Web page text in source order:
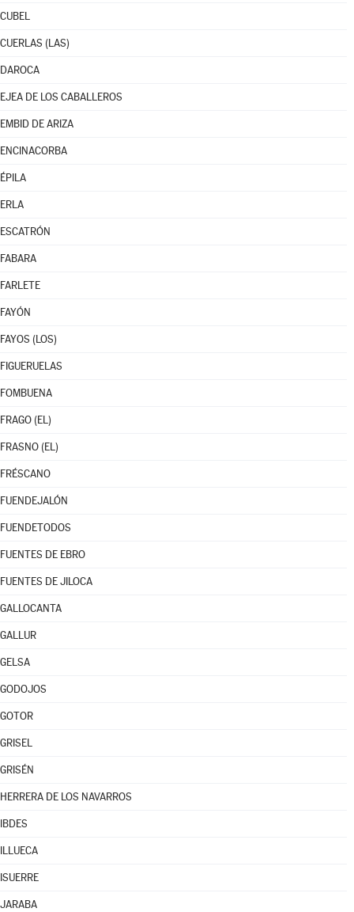
CUBEL
CUERLAS (LAS)
DAROCA
EJEA DE LOS CABALLEROS
EMBID DE ARIZA
ENCINACORBA
ÉPILA
ERLA
ESCATRÓN
FABARA
FARLETE
FAYÓN
FAYOS (LOS)
FIGUERUELAS
FOMBUENA
FRAGO (EL)
FRASNO (EL)
FRÉSCANO
FUENDEJALÓN
FUENDETODOS
FUENTES DE EBRO
FUENTES DE JILOCA
GALLOCANTA
GALLUR
GELSA
GODOJOS
GOTOR
GRISEL
GRISÉN
HERRERA DE LOS NAVARROS
IBDES
ILLUECA
ISUERRE
JARABA